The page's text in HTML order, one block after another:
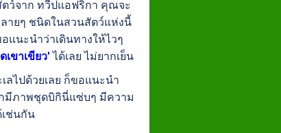
ตว์จาก ทวีปแอฟริกา คุณจะ
ายๆ ชนิดในสวนสัตว์แห่งนี้
แนะนำว่าเดินทางให้ไวๆ
เขาเขียว' ได้เลย ไม่ยากเย็น
ลไปด้วยเลย ก็ขอแนะนำ
มีภาพชุดบิกินี่แซ่บๆ มีความ
ช่นกัน